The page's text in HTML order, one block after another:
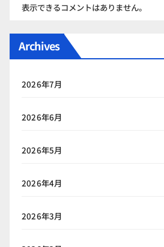
表示できるコメントはありません。
Archives
2026年7月
2026年6月
2026年5月
2026年4月
2026年3月